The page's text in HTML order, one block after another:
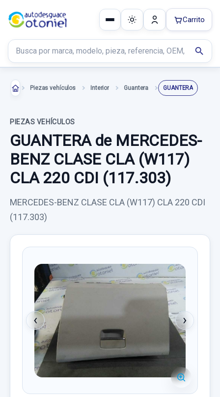
Buscar productos
search
Carrito
Piezas vehículos Interior Guantera GUANTERA
PIEZAS VEHÍCULOS
GUANTERA de MERCEDES-
BENZ CLASE CLA (W117)
CLA 220 CDI (117.303)
MERCEDES-BENZ CLASE CLA (W117) CLA 220 CDI
(117.303)
‹ ›